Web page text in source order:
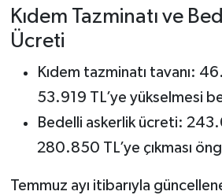
Kıdem Tazminatı ve
Ücreti
Kıdem tazminatı tavanı:
53.919 TL’ye yükselmesi
Bedelli askerlik ücreti:
280.850 TL’ye çıkması
Temmuz ayı itibarıyla